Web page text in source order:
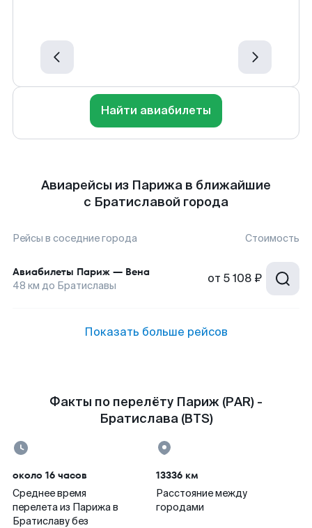
Найти авиабилеты
Авиарейсы из Парижа в ближайшие
с Братиславой города
Рейсы в соседние города Стоимость
Авиабилеты Париж — Вена
48 км до Братиславы от 5 108 ₽
Показать больше рейсов
Факты по перелёту Париж (PAR) -
Братислава (BTS)
около 16 часов
Среднее время
перелета из Парижа в
Братиславу без
13336 км
Расстояние между
городами